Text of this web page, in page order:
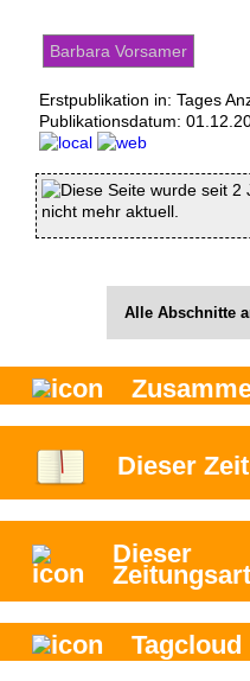
Barbara Vorsamer
Erstpublikation in: Tages
Publikationsdatum:
Diese Seite wurde seit
nicht mehr aktuell.
Alle Abschnitte
Dieser
Dieser
Tagcloud